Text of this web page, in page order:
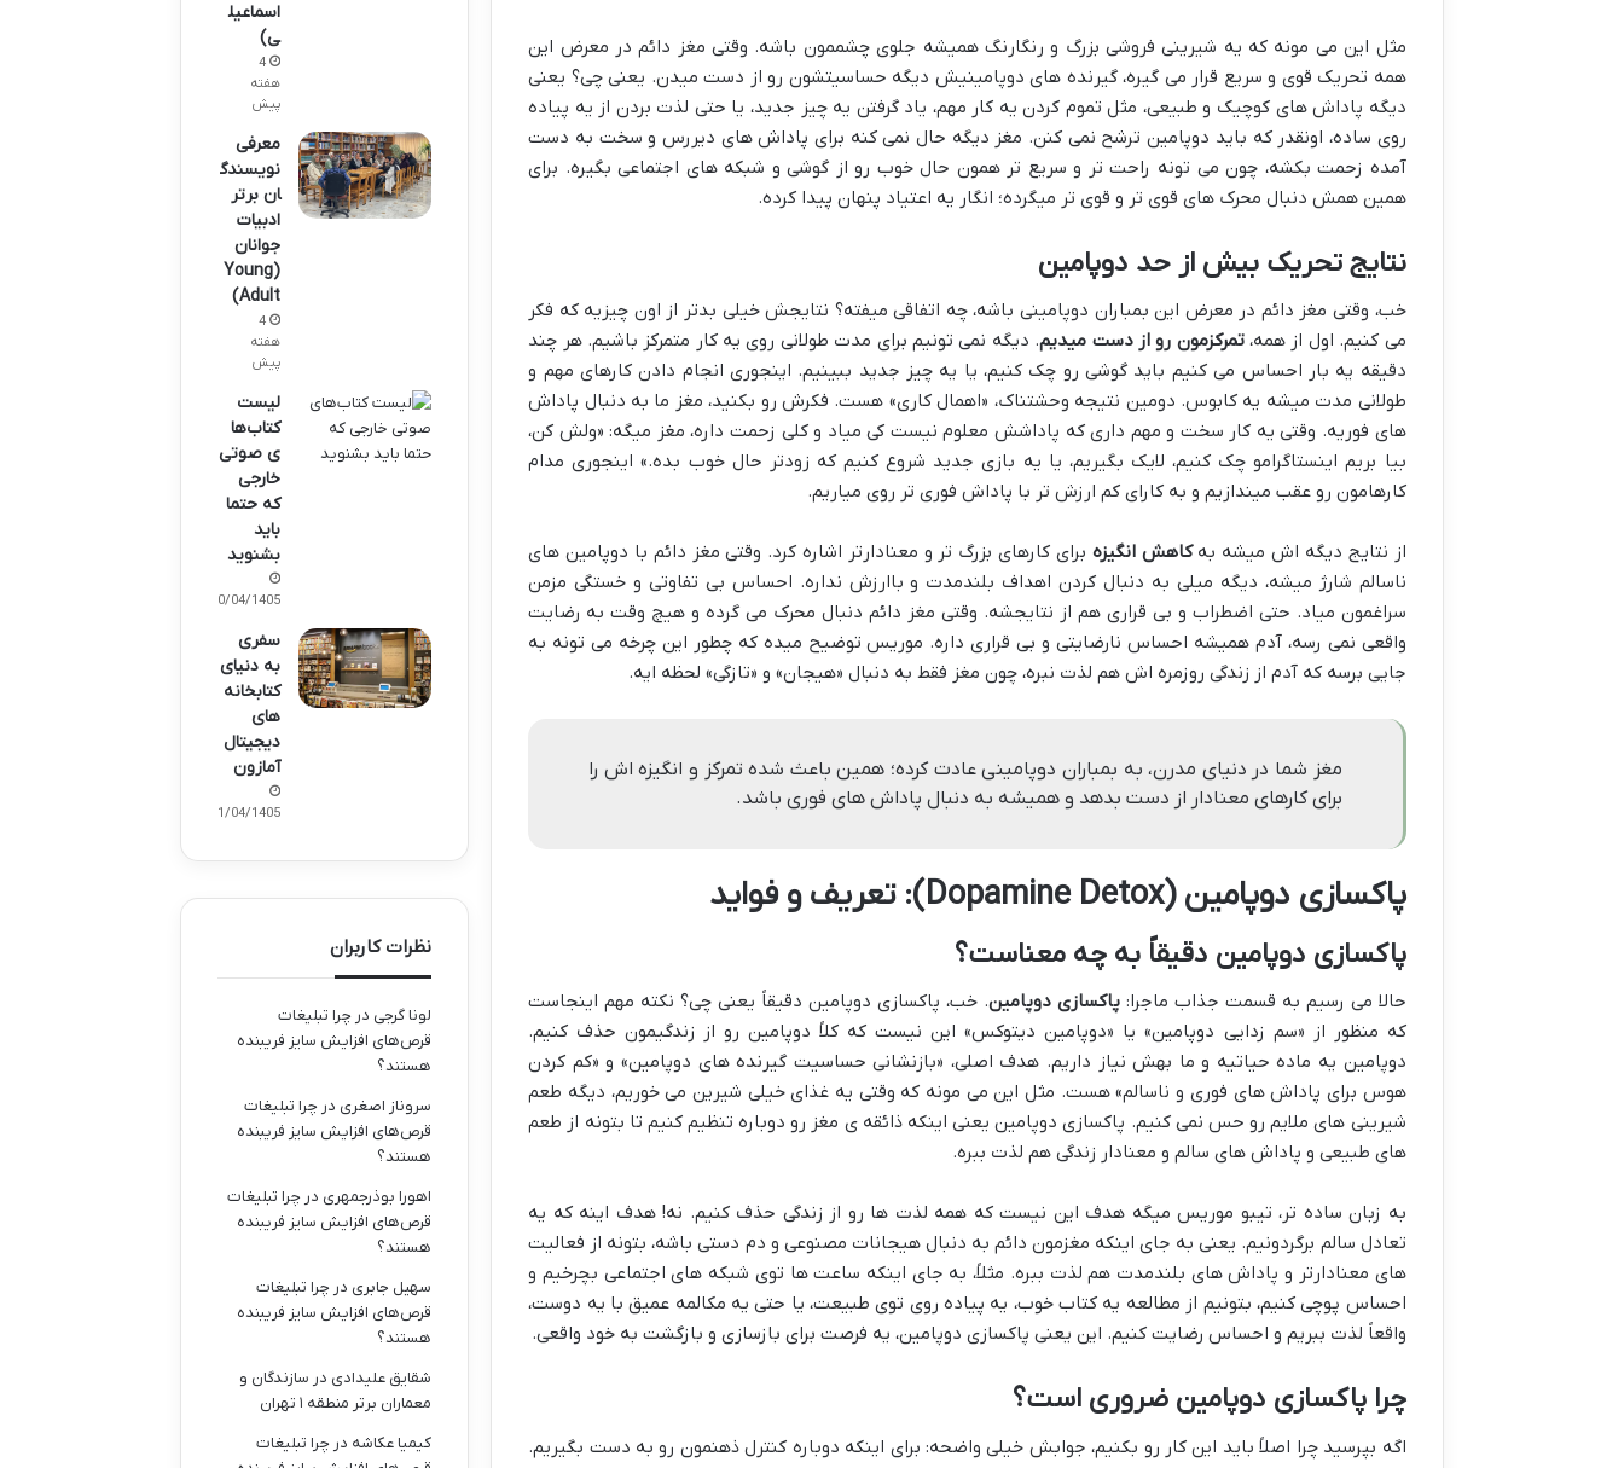
مثل این می مونه که یه شیرینی فروشی بزرگ و رنگارنگ همیشه جلوی چشممون باشه. وقتی مغز دائم در معرض این
همه تحریک قوی و سریع قرار می گیره، گیرنده های دوپامینیش دیگه حساسیتشون رو از دست میدن. یعنی چی؟ یعنی
دیگه پاداش های کوچیک و طبیعی، مثل تموم کردن یه کار مهم، یاد گرفتن یه چیز جدید، یا حتی لذت بردن از یه پیاده
روی ساده، اونقدر که باید دوپامین ترشح نمی کنن. مغز دیگه حال نمی کنه برای پاداش های دیررس و سخت به دست
آمده زحمت بکشه، چون می تونه راحت تر و سریع تر همون حال خوب رو از گوشی و شبکه های اجتماعی بگیره. برای
همین همش دنبال محرک های قوی تر و قوی تر میگرده؛ انگار یه اعتیاد پنهان پیدا کرده.
نتایج تحریک بیش از حد دوپامین
خب، وقتی مغز دائم در معرض این بمباران دوپامینی باشه، چه اتفاقی میفته؟ نتایجش خیلی بدتر از اون چیزیه که فکر
می کنیم. اول از همه،تمرکزمون رو از دست میدیم. دیگه نمی تونیم برای مدت طولانی روی یه کار متمرکز باشیم. هر چند
دقیقه یه بار احساس می کنیم باید گوشی رو چک کنیم، یا یه چیز جدید ببینیم. اینجوری انجام دادن کارهای مهم و
طولانی مدت میشه یه کابوس. دومین نتیجه وحشتناک، «اهمال کاری» هست. فکرش رو بکنید، مغز ما به دنبال پاداش
های فوریه. وقتی یه کار سخت و مهم داری که پاداشش معلوم نیست کی میاد و کلی زحمت داره، مغز میگه: «ولش کن،
بیا بریم اینستاگرامو چک کنیم، لایک بگیریم، یا یه بازی جدید شروع کنیم که زودتر حال خوب بده.» اینجوری مدام
کارهامون رو عقب میندازیم و به کارای کم ارزش تر با پاداش فوری تر روی میاریم.
از نتایج دیگه اش میشه بهکاهش انگیزه برای کارهای بزرگ تر و معنادارتر اشاره کرد. وقتی مغز دائم با دوپامین های
ناسالم شارژ میشه، دیگه میلی به دنبال کردن اهداف بلندمدت و باارزش نداره. احساس بی تفاوتی و خستگی مزمن
سراغمون میاد. حتی اضطراب و بی قراری هم از نتایجشه. وقتی مغز دائم دنبال محرک می گرده و هیچ وقت به رضایت
واقعی نمی رسه، آدم همیشه احساس نارضایتی و بی قراری داره. موریس توضیح میده که چطور این چرخه می تونه به
جایی برسه که آدم از زندگی روزمره اش هم لذت نبره، چون مغز فقط به دنبال «هیجان» و «تازگی» لحظه ایه.
مغز شما در دنیای مدرن، به بمباران دوپامینی عادت کرده؛ همین باعث شده تمرکز و انگیزه اش را
برای کارهای معنادار از دست بدهد و همیشه به دنبال پاداش های فوری باشد.
پاکسازی دوپامین (Dopamine Detox): تعریف و فواید
پاکسازی دوپامین دقیقاً به چه معناست؟
حالا می رسیم به قسمت جذاب ماجرا:پاکسازی دوپامین. خب، پاکسازی دوپامین دقیقاً یعنی چی؟ نکته مهم اینجاست
که منظور از «سم زدایی دوپامین» یا «دوپامین دیتوکس» این نیست که کلاً دوپامین رو از زندگیمون حذف کنیم.
دوپامین یه ماده حیاتیه و ما بهش نیاز داریم. هدف اصلی، «بازنشانی حساسیت گیرنده های دوپامین» و «کم کردن
هوس برای پاداش های فوری و ناسالم» هست. مثل این می مونه که وقتی یه غذای خیلی شیرین می خوریم، دیگه طعم
شیرینی های ملایم رو حس نمی کنیم. پاکسازی دوپامین یعنی اینکه ذائقه ی مغز رو دوباره تنظیم کنیم تا بتونه از طعم
های طبیعی و پاداش های سالم و معنادار زندگی هم لذت ببره.
به زبان ساده تر، تیبو موریس میگه هدف این نیست که همه لذت ها رو از زندگی حذف کنیم. نه! هدف اینه که یه
تعادل سالم برگردونیم. یعنی به جای اینکه مغزمون دائم به دنبال هیجانات مصنوعی و دم دستی باشه، بتونه از فعالیت
های معنادارتر و پاداش های بلندمدت هم لذت ببره. مثلاً، به جای اینکه ساعت ها توی شبکه های اجتماعی بچرخیم و
احساس پوچی کنیم، بتونیم از مطالعه یه کتاب خوب، یه پیاده روی توی طبیعت، یا حتی یه مکالمه عمیق با یه دوست،
واقعاً لذت ببریم و احساس رضایت کنیم. این یعنی پاکسازی دوپامین، یه فرصت برای بازسازی و بازگشت به خود واقعی.
چرا پاکسازی دوپامین ضروری است؟
اگه بپرسید چرا اصلاً باید این کار رو بکنیم، جوابش خیلی واضحه: برای اینکه دوباره کنترل ذهنمون رو به دست بگیریم.
اسماعیل
ی)
4
هفته
پیش
معرفی
نویسندگ
ان برتر
ادبیات
جوانان
(Young
Adult)
4
هفته
پیش
لیست
کتاب‌ها
ی صوتی
خارجی
که حتما
باید
بشنوید
10/04/1405
سفری
به دنیای
کتابخانه‌
های
دیجیتال
آمازون
01/04/1405
نظرات کاربران
لونا گرجی در چرا تبلیغات
قرص‌های افزایش سایز فریبنده
هستند؟
سروناز اصغری در چرا تبلیغات
قرص‌های افزایش سایز فریبنده
هستند؟
اهورا بوذرجمهری در چرا تبلیغات
قرص‌های افزایش سایز فریبنده
هستند؟
سهیل جابری در چرا تبلیغات
قرص‌های افزایش سایز فریبنده
هستند؟
شقایق علیدادی در سازندگان و
معماران برتر منطقه ۱ تهران
کیمیا عکاشه در چرا تبلیغات